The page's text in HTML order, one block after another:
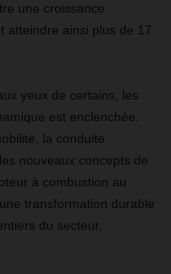
une croissance
atteindre ainsi plus de 17
yeux de certains, les
est enclenchée.
la conduite
nouveaux concepts de
à combustion au
transformation durable
du secteur,